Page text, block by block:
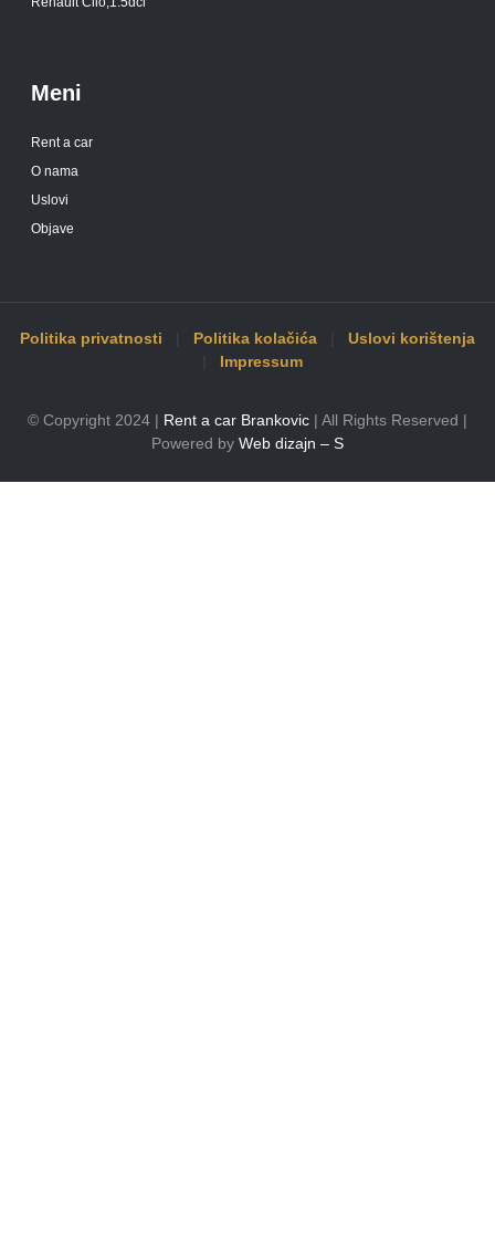
Meni
Rent a car
O nama
Uslovi
Objave
Politika privatnosti Politika kolačića
Uslovi korištenja
Impressum
© Copyright 2024 | Rent a car Brankovic | All Rights Reserved |
Powered by Web dizajn – S